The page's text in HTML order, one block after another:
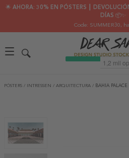
🌟 AHORA: 30% EN PÓSTERS ┃
DÍAS 📦✨
Code: SUMMER30,
PÓSTERS / INTRESSEN / ARQUITECTURA / BAHIA PALACE